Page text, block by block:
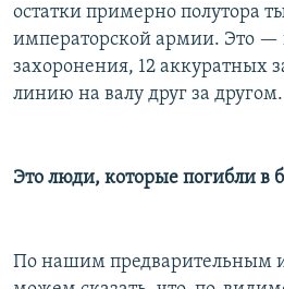
остатки примерно полутора
императорской армии. Это —
захоронения, 12 аккуратных
линию на валу друг за другом.
Это люди, которые погибли в
По нашим предварительным